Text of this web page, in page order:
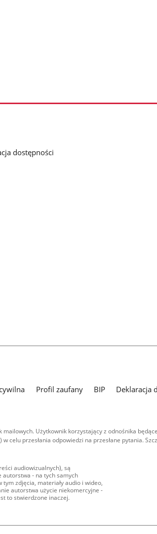
dostępności
Profil zaufany BIP
Deklaracja
Użytkownik korzystający z odnośnika
celu przesłania odpowiedzi na przesłane pytania.
audiowizualnych), są
autorstwa - na tych samych
tym zdjęcia, materiały audio i wideo,
autorstwa użycie niekomercyjne -
to stwierdzone inaczej.